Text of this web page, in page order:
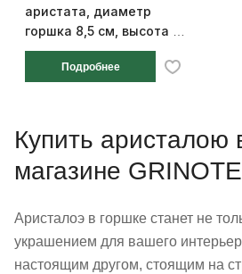
аристата, диаметр
горшка 8,5 см, высота 14
см
Подробнее
Купить аристалою
магазине
Аристалоэ в горшке станет не
украшением для вашего
настоящим другом, стоящим на